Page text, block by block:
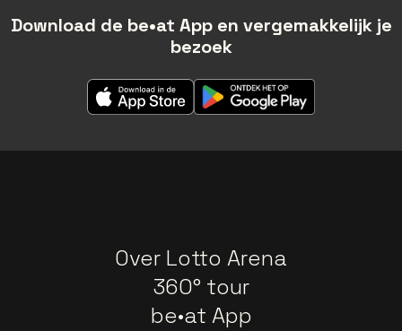
Download de be•at App en vergemakkelijk je
bezoek
Over Lotto Arena
360° tour
be•at App